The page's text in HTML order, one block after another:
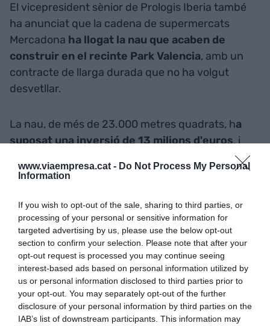
www.viaempresa.cat - Do Not Process My Personal
Information
If you wish to opt-out of the sale, sharing to third parties, or
processing of your personal or sensitive information for
targeted advertising by us, please use the below opt-out
section to confirm your selection. Please note that after your
opt-out request is processed you may continue seeing
interest-based ads based on personal information utilized by
us or personal information disclosed to third parties prior to
your opt-out. You may separately opt-out of the further
disclosure of your personal information by third parties on the
IAB’s list of downstream participants. This information may
El vicepresident sènior de Prologis Iberia també
ha anunciat que la cadena de supermercats
Mercadona ha llogat la nau que acaben de
construir en el recinte Park Valencia, amb un
contracte de llarga durada que no ha volgut
desvetllar.
La nau, de més de 23.000 metres quadrats, ha
suposat una inversió de 13 milions d'euros, i
Prologis ja preveu iniciar la construcció d'un nou
centre logístic en el mateix emplaçament.
En aquest sentit, Cardozo ha explicat que els
clients que lloguen naus d'usos logístics exigeixen
millores mediambientals i d'espai, com comptar
amb àmplies zones d'aparcament i una
climatització adaptable.
AfegirVIA Empresacom a font preferida de